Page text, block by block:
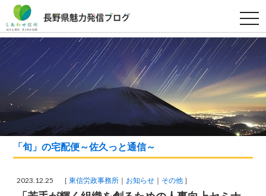
t
o
g
g
n
a
i
g
a
t
i
「旬」の宅配便～佐久っと通信～
2023.12.25 ［東信労政事務所 お知らせ その他 ］